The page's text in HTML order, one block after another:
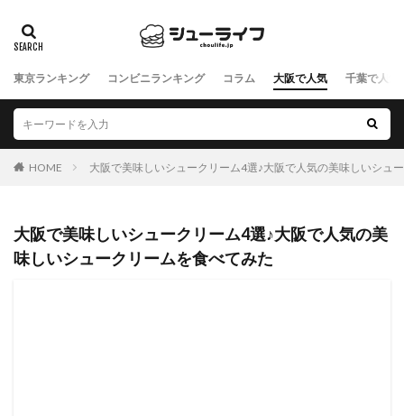
東京ランキング コンビニランキング コラム 大阪で人気 千葉で人気
HOME 大阪で美味しいシュークリーム4選♪大阪で人気の美味しいシュ
大阪で美味しいシュークリーム4選♪大阪で人気の美
味しいシュークリームを食べてみた